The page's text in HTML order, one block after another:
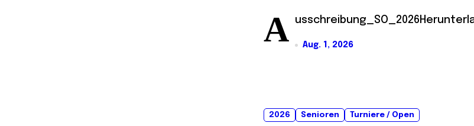
A Aug. 1, 2026
2026 Senioren Turniere / Open